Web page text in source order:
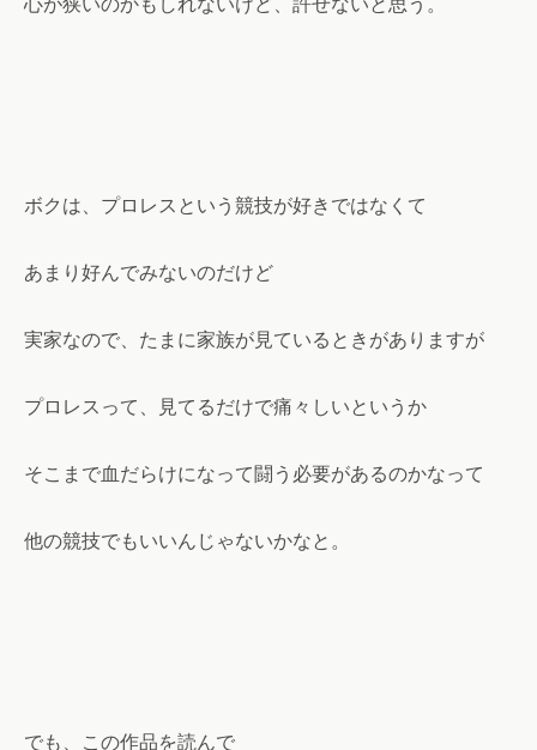
ボクは、プロレスという競技が好きではなくて
あまり好んでみないのだけど
実家なので、たまに家族が見ているときがありますが
プロレスって、見てるだけで痛々しいというか
そこまで血だらけになって闘う必要があるのかなって
他の競技でもいいんじゃないかなと。
でも、この作品を読んで